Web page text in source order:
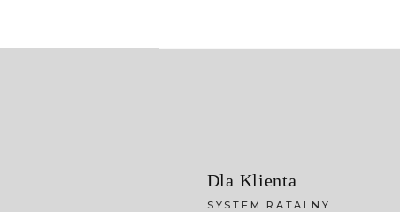
Dla Klienta
SYSTEM RATALNY